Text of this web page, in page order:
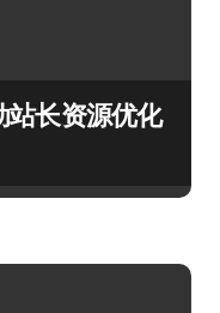
站长资源优化